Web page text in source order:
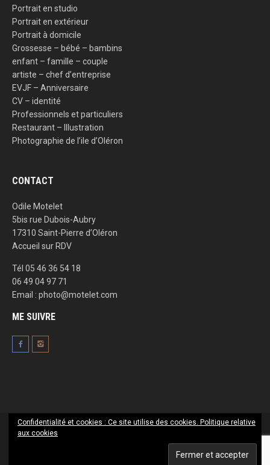
Portrait en studio
Portrait en extérieur
Portrait à domicile
Grossesse – bébé – bambins
enfant – famille – couple
artiste – chef d’entreprise
EVJF – Anniversaire
CV – identité
Professionnels et particuliers
Restaurant – Illustration
Photographie de l’ile d’Oléron
CONTACT
Odile Motelet
5bis rue Dubois-Aubry
17310 Saint-Pierre d’Oléron
Accueil sur RDV
Tél 05 46 36 54 18
06 49 04 97 71
Email : photo@motelet.com
ME SUIVRE
Confidentialité et cookies : Ce site utilise des cookies. Politique relative
aux cookies